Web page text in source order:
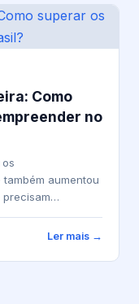
Como
no
aumentou
Ler mais →